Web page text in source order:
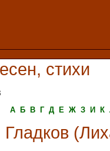
стихи
А
Б В Г Д Е Ж З И К
Гладков